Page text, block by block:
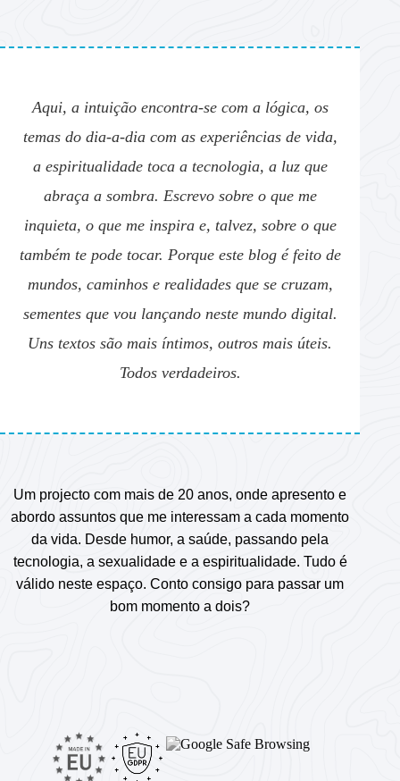
Aqui, a intuição encontra-se com a lógica, os
temas do dia-a-dia com as experiências de vida,
a espiritualidade toca a tecnologia, a luz que
abraça a sombra. Escrevo sobre o que me
inquieta, o que me inspira e, talvez, sobre o que
também te pode tocar. Porque este blog é feito de
mundos, caminhos e realidades que se cruzam,
sementes que vou lançando neste mundo digital.
Uns textos são mais íntimos, outros mais úteis.
Todos verdadeiros.
Um projecto com mais de 20 anos, onde apresento e
abordo assuntos que me interessam a cada momento
da vida. Desde humor, a saúde, passando pela
tecnologia, a sexualidade e a espiritualidade. Tudo é
válido neste espaço. Conto consigo para passar um
bom momento a dois?